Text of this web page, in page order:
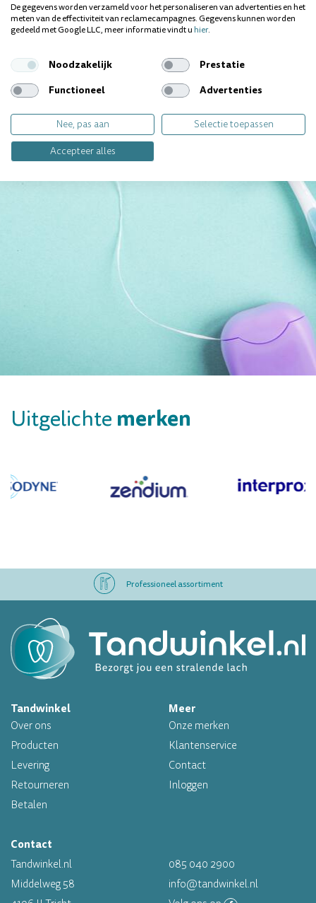
Contact opnemen
Uitgelichte merken
Professioneel assortiment
Op werkdagen voor 16.00 uur besteld, morgen in huis
Professioneel assortiment
Altijd op voorraad
Tandwinkel
Over ons
Producten
Levering
Retourneren
Betalen
Meer
Onze merken
Klantenservice
Contact
Inloggen
Contact
Tandwinkel.nl
Middelweg 58
085 040 2900
info@tandwinkel.nl
De gegevens worden verzameld voor het personaliseren van advertenties en het
meten van de effectiviteit van reclamecampagnes. Gegevens kunnen worden
gedeeld met Google LLC, meer informatie vindt uhier.
Noodzakelijk
Prestatie
Functioneel
Advertenties
Nee, pas aan
Selectie toepassen
Accepteer alles